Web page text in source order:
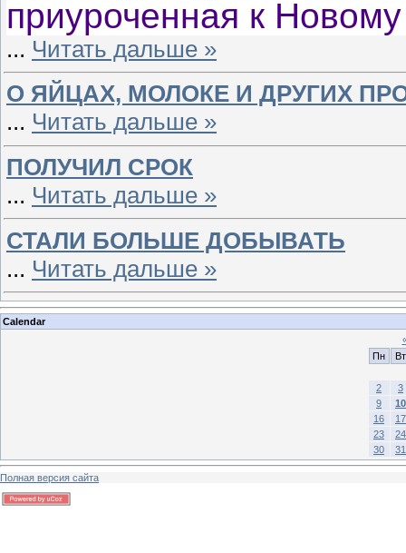
приуроченная к Новому
... Читать дальше »
О ЯЙЦАХ, МОЛОКЕ И ДРУГИХ
... Читать дальше »
ПОЛУЧИЛ СРОК
... Читать дальше »
СТАЛИ БОЛЬШЕ ДОБЫВАТЬ
... Читать дальше »
Calendar
Пн
Вт
2
3
9
10
16
17
23
24
30
31
Полная версия сайта